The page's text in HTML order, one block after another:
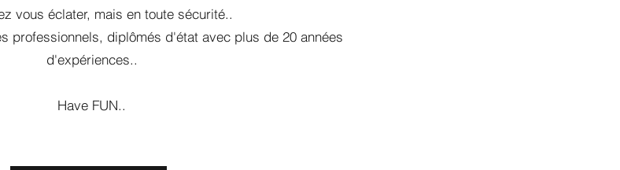
vous éclater, mais en toute sécurité..
professionnels, diplômés d'état avec plus de 20 années
d'expériences..
Have FUN..